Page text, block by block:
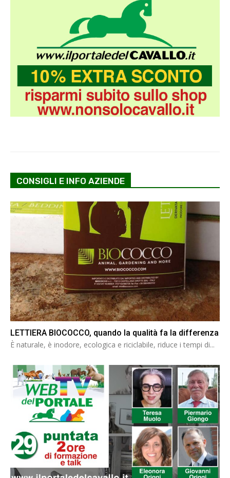
CONSIGLI E INFO AZIENDE
LETTIERA BIOCOCCO, quando la qualità fa la differenza
È naturale, è inodore, ecologica e riciclabile, riduce i tempi di...